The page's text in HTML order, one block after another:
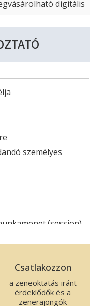
digitális
és a Weblapon
adatai
EMBZ adatai a
utca 13.,
regisztrációval, a
vagy a Weblap
egyúttal
alábbi feltételeket,
személyes
(session)
adatok
adatok
Csatlakozzon
a zeneoktatás iránt
érdeklődők és a
zenerajongók